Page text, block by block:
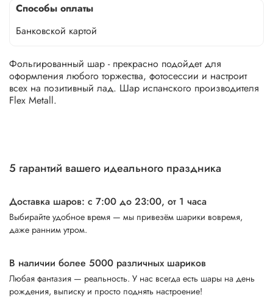
Способы оплаты
Банковской картой
Фольгированный шар - прекрасно подойдет для
оформления любого торжества, фотосессии и настроит
всех на позитивный лад. Шар испанского производителя
Flex Metall.
5 гарантий вашего идеального праздника
Доставка шаров: с 7:00 до 23:00, от 1 часа
Выбирайте удобное время — мы привезём шарики вовремя,
даже ранним утром.
В наличии более 5000 различных шариков
Любая фантазия — реальность. У нас всегда есть шары на день
рождения, выписку и просто поднять настроение!